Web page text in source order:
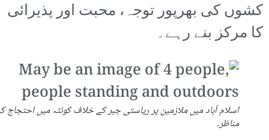
کشوں کی بھرپور توجہ، محبت اور پذیرائی
کا مرکز بنے رہے۔
اسلام آباد میں ملازمین پر ریاستی جبر کے خلاف کوئٹہ میں احتجاج
مناظر۔